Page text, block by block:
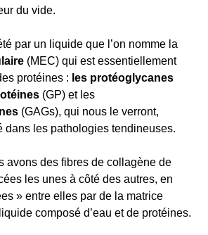
du vide.
par un liquide que l’on nomme la
(MEC) qui est essentiellement
protéines : les protéoglycanes
(GP) et les
(GAGs), qui nous le verront,
dans les pathologies tendineuses.
avons des fibres de collagène de
les unes à côté des autres, en
» entre elles par de la matrice
composé d’eau et de protéines.